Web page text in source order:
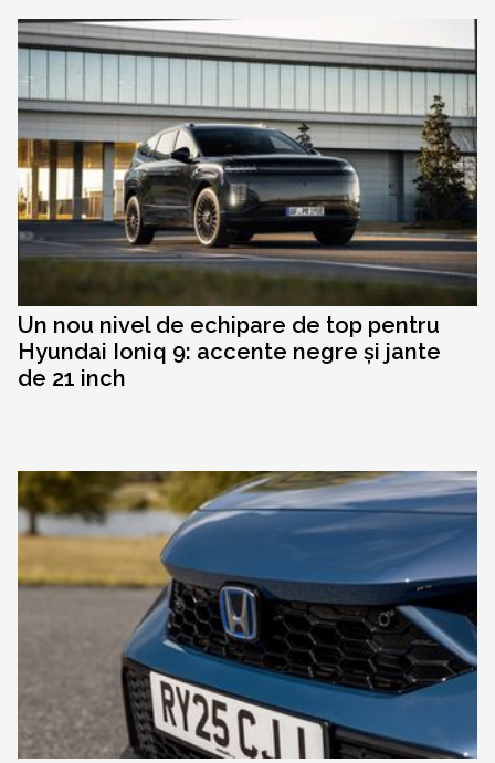
Un nou nivel de echipare de top pentru
Hyundai Ioniq 9: accente negre și jante
de 21 inch